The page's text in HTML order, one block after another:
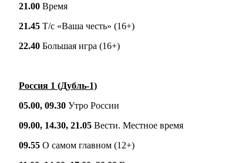
21.00 Время
21.45 Т/с «Ваша честь» (16+)
22.40 Большая игра (16+)
Россия 1 (Дубль-1)
05.00, 09.30 Утро России
09.00, 14.30, 21.05 Вести. Местное время
09.55 О самом главном (12+)